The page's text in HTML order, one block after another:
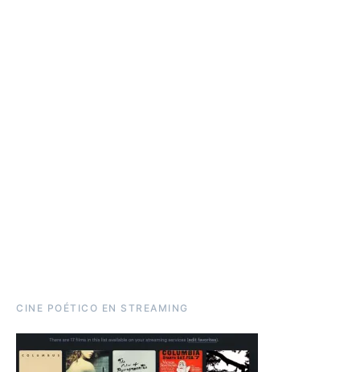
CINE POÉTICO EN STREAMING